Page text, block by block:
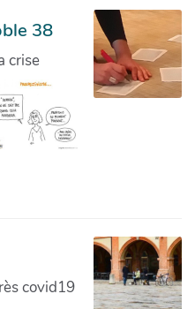
38
crise
covid19